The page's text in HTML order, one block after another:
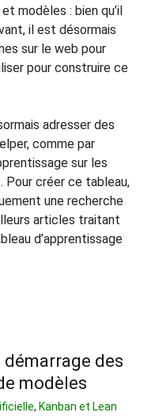
modèles : bien qu’il
il est désormais
sur le web pour
pour construire ce
adresser des
comme par
sur les
Pour créer ce tableau,
une recherche
articles traitant
d’apprentissage
démarrage des
modèles
, Kanban et Lean